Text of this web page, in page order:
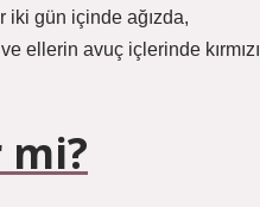
iki gün içinde ağızda,
ellerin avuç içlerinde kırmızı
mi?